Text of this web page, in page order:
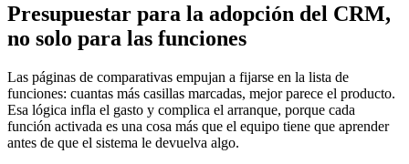
Presupuestar para la adopción del CRM,
no solo para las funciones
Las páginas de comparativas empujan a fijarse en la lista de
funciones: cuantas más casillas marcadas, mejor parece el producto.
Esa lógica infla el gasto y complica el arranque, porque cada
función activada es una cosa más que el equipo tiene que aprender
antes de que el sistema le devuelva algo.